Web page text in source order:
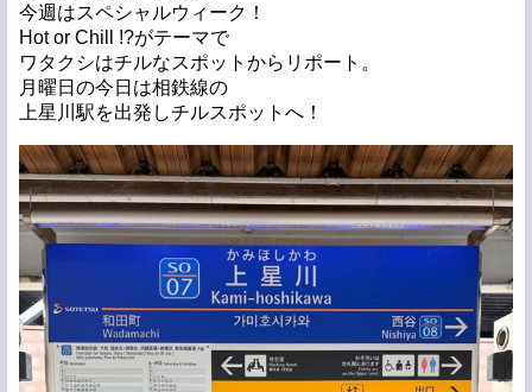
今週はスペシャルウィーク！
Hot or Chill !?がテーマで
ワタクシはチルなスポットからリポート。
月曜日の今日は相鉄線の
上星川駅を出発しチルスポットへ！